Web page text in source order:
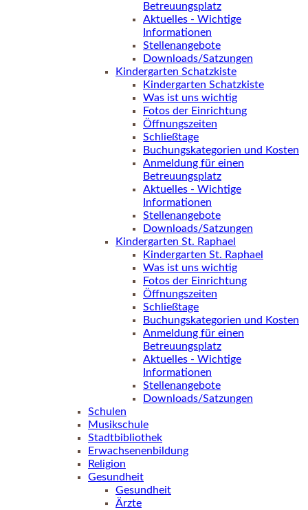
Betreuungsplatz
Aktuelles - Wichtige
Informationen
Stellenangebote
Downloads/Satzungen
Kindergarten Schatzkiste
Kindergarten Schatzkiste
Was ist uns wichtig
Fotos der Einrichtung
Öffnungszeiten
Schließtage
Buchungskategorien und Kosten
Anmeldung für einen
Betreuungsplatz
Aktuelles - Wichtige
Informationen
Stellenangebote
Downloads/Satzungen
Kindergarten St. Raphael
Kindergarten St. Raphael
Was ist uns wichtig
Fotos der Einrichtung
Öffnungszeiten
Schließtage
Buchungskategorien und Kosten
Anmeldung für einen
Betreuungsplatz
Aktuelles - Wichtige
Informationen
Stellenangebote
Downloads/Satzungen
Schulen
Musikschule
Stadtbibliothek
Erwachsenenbildung
Religion
Gesundheit
Gesundheit
Ärzte